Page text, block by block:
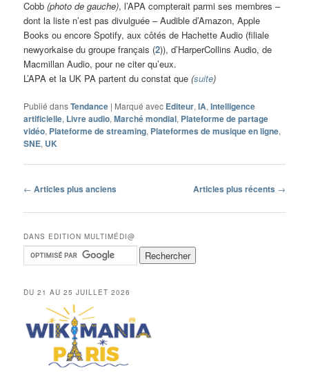
Cobb(photo de gauche), l’APA compterait parmi ses membres –
dont la liste n’est pas divulguée – Audible d’Amazon, Apple
Books ou encore Spotify, aux côtés de Hachette Audio (filiale
newyorkaise du groupe français (2)), d’HarperCollins Audio, de
Macmillan Audio, pour ne citer qu’eux.
L’APA et la UK PA partent du constat que(suite)
Publié dansTendance | Marqué avec Editeur,IA,Intelligence
artificielle, Livre audio,Marché mondial, Plateforme de partage
vidéo, Plateforme de streaming, Plateformes de musique en ligne,
SNE, UK
Navigation
articles
← Articles plus anciens Articles plus récents →
DANS EDITION MULTIMÉDI@
DU 21 AU 25 JUILLET 2026